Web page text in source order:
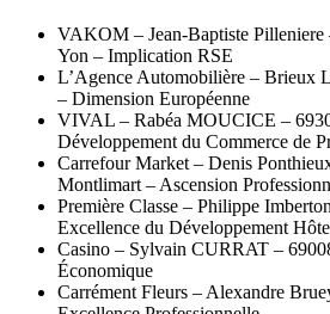
VAKOM – Jean-Baptiste Pilleniere
Yon – Implication RSE
L’Agence Automobilière – Brieux
– Dimension Européenne
VIVAL – Rabéa MOUCICE –
Développement du Commerce de
Carrefour Market – Denis
Montlimart – Ascension
Première Classe – Philippe
Excellence du Développement
Casino – Sylvain CURRAT –
Économique
Carrément Fleurs – Alexandre